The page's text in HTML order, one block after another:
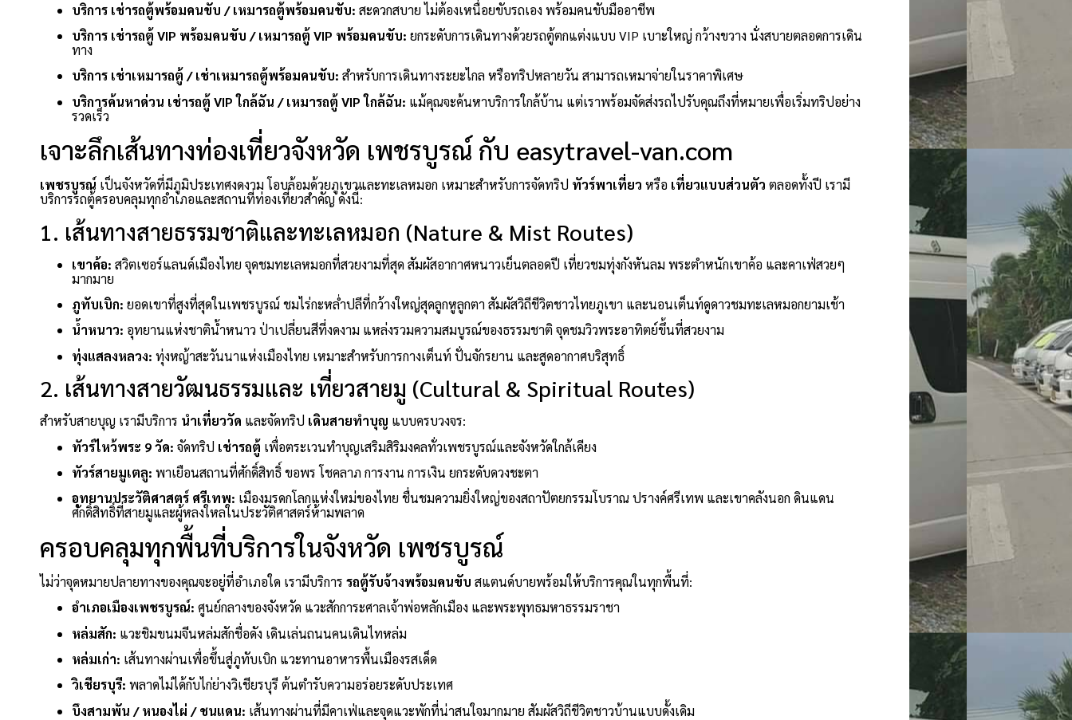
บริการ เช่ารถตู้พร้อมคนขับ / เหมารถตู้พร้อมคนขับ: สะดวกสบาย ไม่ต้องเหนื่อยขับรถเอง พร้อมคนขับมืออาชีพ
บริการ เช่ารถตู้ VIP พร้อมคนขับ / เหมารถตู้ VIP พร้อมคนขับ: ยกระดับการเดินทางด้วยรถตู้ตกแต่งแบบ VIP เบาะใหญ่ กว้างขวาง นั่งสบายตลอดการเดิน
ทาง
บริการ เช่าเหมารถตู้ / เช่าเหมารถตู้พร้อมคนขับ: สำหรับการเดินทางระยะไกล หรือทริปหลายวัน สามารถเหมาจ่ายในราคาพิเศษ
บริการค้นหาด่วน เช่ารถตู้ VIP ใกล้ฉัน / เหมารถตู้ VIP ใกล้ฉัน: แม้คุณจะค้นหาบริการใกล้บ้าน แต่เราพร้อมจัดส่งรถไปรับคุณถึงที่หมายเพื่อเริ่มทริปอย่าง
รวดเร็ว
เจาะลึกเส้นทางท่องเที่ยวจังหวัด เพชรบูรณ์ กับ easytravel-van.com
เพชรบูรณ์ เป็นจังหวัดที่มีภูมิประเทศงดงาม โอบล้อมด้วยภูเขาและทะเลหมอก เหมาะสำหรับการจัดทริป ทัวร์พาเที่ยว หรือ เที่ยวแบบส่วนตัว ตลอดทั้งปี เรามี
บริการรถตู้ครอบคลุมทุกอำเภอและสถานที่ท่องเที่ยวสำคัญ ดังนี้:
1. เส้นทางสายธรรมชาติและทะเลหมอก (Nature & Mist Routes)
เขาค้อ: สวิตเซอร์แลนด์เมืองไทย จุดชมทะเลหมอกที่สวยงามที่สุด สัมผัสอากาศหนาวเย็นตลอดปี เที่ยวชมทุ่งกังหันลม พระตำหนักเขาค้อ และคาเฟ่สวยๆ
มากมาย
ภูทับเบิก: ยอดเขาที่สูงที่สุดในเพชรบูรณ์ ชมไร่กะหล่ำปลีที่กว้างใหญ่สุดลูกหูลูกตา สัมผัสวิถีชีวิตชาวไทยภูเขา และนอนเต็นท์ดูดาวชมทะเลหมอกยามเช้า
น้ำหนาว: อุทยานแห่งชาติน้ำหนาว ป่าเปลี่ยนสีที่งดงาม แหล่งรวมความสมบูรณ์ของธรรมชาติ จุดชมวิวพระอาทิตย์ขึ้นที่สวยงาม
ทุ่งแสลงหลวง: ทุ่งหญ้าสะวันนาแห่งเมืองไทย เหมาะสำหรับการกางเต็นท์ ปั่นจักรยาน และสูดอากาศบริสุทธิ์
2. เส้นทางสายวัฒนธรรมและ เที่ยวสายมู (Cultural & Spiritual Routes)
สำหรับสายบุญ เรามีบริการ นำเที่ยววัด และจัดทริป เดินสายทำบุญ แบบครบวงจร:
ทัวร์ไหว้พระ 9 วัด: จัดทริป เช่ารถตู้ เพื่อตระเวนทำบุญเสริมสิริมงคลทั่วเพชรบูรณ์และจังหวัดใกล้เคียง
ทัวร์สายมูเตลู: พาเยือนสถานที่ศักดิ์สิทธิ์ ขอพร โชคลาภ การงาน การเงิน ยกระดับดวงชะตา
อุทยานประวัติศาสตร์ ศรีเทพ: เมืองมรดกโลกแห่งใหม่ของไทย ชื่นชมความยิ่งใหญ่ของสถาปัตยกรรมโบราณ ปรางค์ศรีเทพ และเขาคลังนอก ดินแดน
ศักดิ์สิทธิ์ที่สายมูและผู้หลงใหลในประวัติศาสตร์ห้ามพลาด
ครอบคลุมทุกพื้นที่บริการในจังหวัด เพชรบูรณ์
ไม่ว่าจุดหมายปลายทางของคุณจะอยู่ที่อำเภอใด เรามีบริการ รถตู้รับจ้างพร้อมคนขับ สแตนด์บายพร้อมให้บริการคุณในทุกพื้นที่:
อำเภอเมืองเพชรบูรณ์: ศูนย์กลางของจังหวัด แวะสักการะศาลเจ้าพ่อหลักเมือง และพระพุทธมหาธรรมราชา
หล่มสัก: แวะชิมขนมจีนหล่มสักชื่อดัง เดินเล่นถนนคนเดินไทหล่ม
หล่มเก่า: เส้นทางผ่านเพื่อขึ้นสู่ภูทับเบิก แวะทานอาหารพื้นเมืองรสเด็ด
วิเชียรบุรี: พลาดไม่ได้กับไก่ย่างวิเชียรบุรี ต้นตำรับความอร่อยระดับประเทศ
บึงสามพัน / หนองไผ่ / ชนแดน: เส้นทางผ่านที่มีคาเฟ่และจุดแวะพักที่น่าสนใจมากมาย สัมผัสวิถีชีวิตชาวบ้านแบบดั้งเดิม